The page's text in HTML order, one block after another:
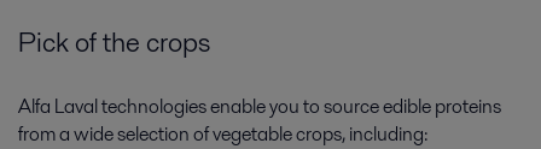
Pick of the crops
Alfa Laval technologies enable you to source edible proteins
from a wide selection of vegetable crops, including: